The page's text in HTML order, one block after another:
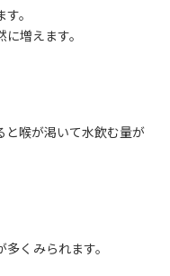
。
増えます。
と喉が渇いて水飲む量が
くみられます。